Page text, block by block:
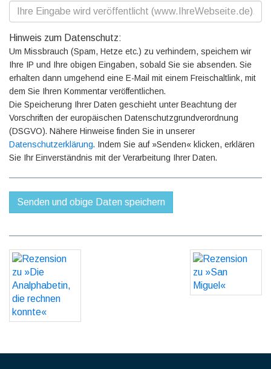
Hinweis zum Datenschutz:
Um Missbrauch (Spam, Hetze etc.) zu verhindern, speichern wir
Ihre IP und Ihre obigen Eingaben, sobald Sie sie absenden. Sie
erhalten dann umgehend eine E-Mail mit einem Freischaltlink, mit
dem Sie Ihren Kommentar veröffentlichen.
Die Speicherung Ihrer Daten geschieht unter Beachtung der
Vorschriften der europäischen Datenschutzgrundverordnung
(DSGVO). Nähere Hinweise finden Sie in unserer
Datenschutzerklärung. Indem Sie auf »Senden« klicken, erklären
Sie Ihr Einverständnis mit der Verarbeitung Ihrer Daten.